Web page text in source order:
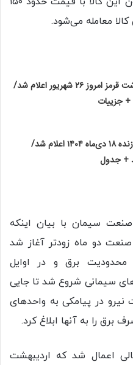
معامله می‌شود.
قیمت جدید گوشت قرمز امروز ۲۶ شهریور اعلام شد/
جزییات
قیمت جدید دام‌زنده ۱۸ دی‌ماه ۱۴۰۴ اعلام شد/
+ جدول
سیمان با بیان اینکه
دو ماه زودتر آغاز شد
محدودیت برق و در اوایل
سیمانی شروع شد تا جایی
وزارت نیرو در پیامکی به واحدهای
اعمال شد که اردیبهشت